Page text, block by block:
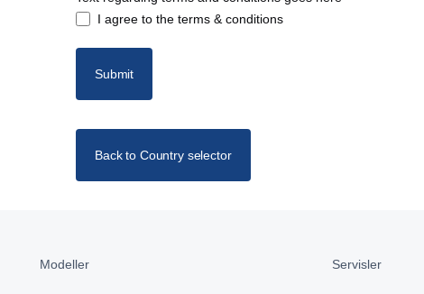
I agree to the terms & conditions
Submit
Back to Country selector
Modeller Servisler